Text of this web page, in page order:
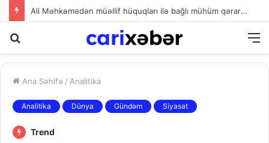
Ana Səhifə / Analitika
Analitika Dünya Gündəm Siyasət
Trend